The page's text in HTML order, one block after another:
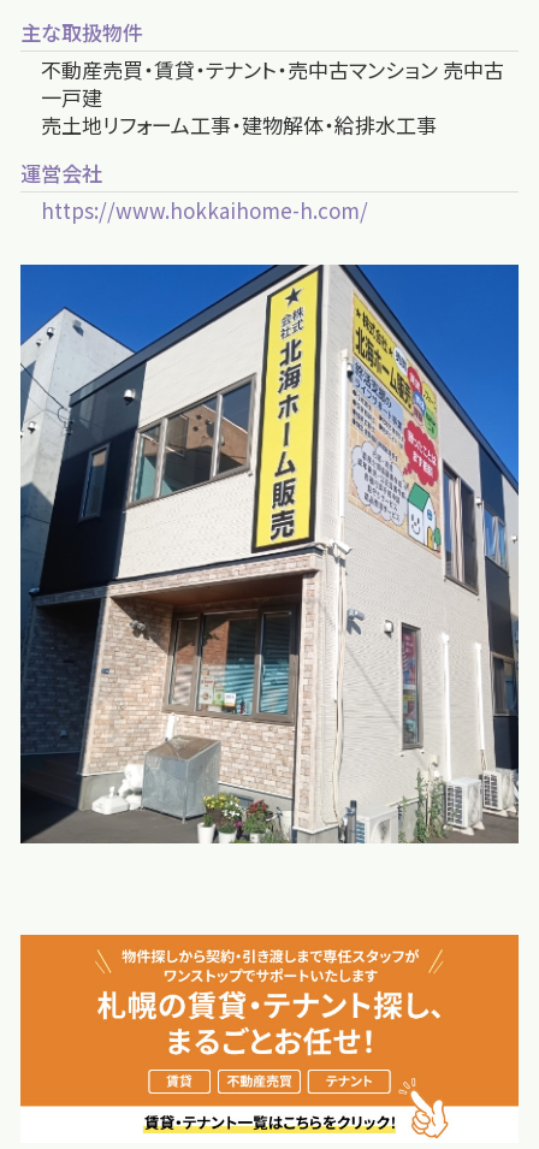
主な取扱物件
不動産売買・賃貸・テナント・売中古マンション 売中古
一戸建
売土地リフォーム工事・建物解体・給排水工事
運営会社
https://www.hokkaihome-h.com/